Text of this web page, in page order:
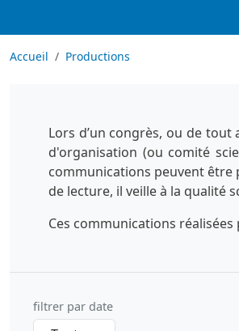
Accueil Productions
Lors d’un congrès, ou de
d'organisation (ou comité
communications peuvent
de lecture, il veille à la qualité
Ces communications
filtrer par date